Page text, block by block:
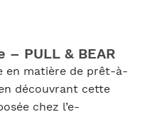
PULL & BEAR
en matière de prêt-à-
découvrant cette
chez l’e-